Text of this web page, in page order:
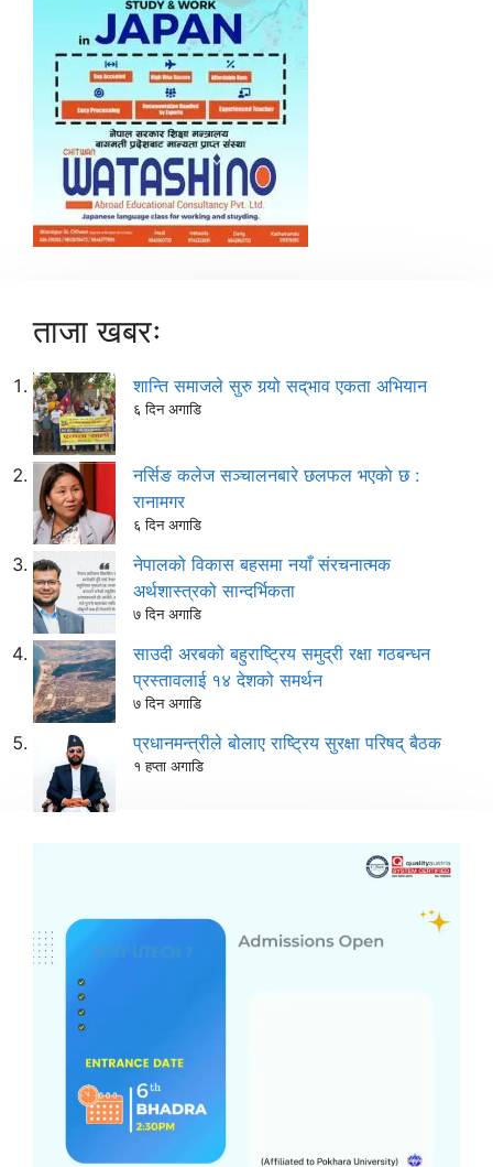
ताजा खबरः
शान्ति समाजले सुरु गर्‍यो सद्‌भाव एकता अभियान
६ दिन अगाडि
नर्सिङ कलेज सञ्चालनबारे छलफल भएकाे छ :
रानामगर
६ दिन अगाडि
नेपालको विकास बहसमा नयाँ संरचनात्मक
अर्थशास्त्रको सान्दर्भिकता
७ दिन अगाडि
साउदी अरबको बहुराष्ट्रिय समुद्री रक्षा गठबन्धन
प्रस्तावलाई १४ देशको समर्थन
७ दिन अगाडि
प्रधानमन्त्रीले बोलाए राष्ट्रिय सुरक्षा परिषद् बैठक
१ हप्ता अगाडि